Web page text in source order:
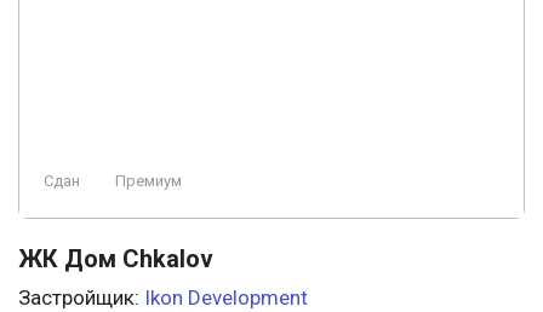
Сдан Премиум
ЖК Дом Chkalov
Застройщик: Ikon Development